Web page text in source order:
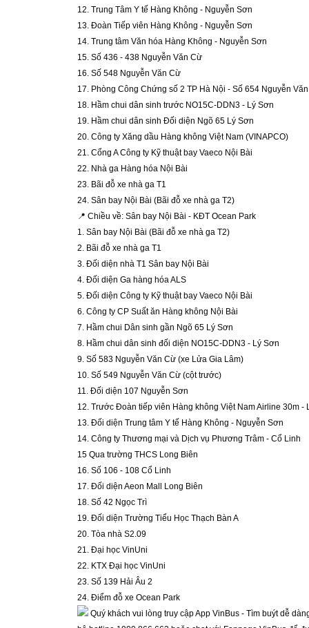
12. Trung Tâm Y tế Hàng Không - Nguyễn Sơn
13. Đoàn Tiếp viên Hàng Không - Nguyễn Sơn
14. Trung tâm Văn hóa Hàng Không - Nguyễn Sơn
15. Số 436 - 438 Nguyễn Văn Cừ
16. Số 548 Nguyễn Văn Cừ
17. Phòng Công Chứng số 2 TP Hà Nội - Số 654 Nguyễn
18. Hầm chui dân sinh trước NO15C-DDN3 - Lý Sơn
19. Hầm chui dân sinh Đối diện Ngõ 65 Lý Sơn
20. Công ty Xăng dầu Hàng không Việt Nam (VINAPCO)
21. Cổng A Công ty Kỹ thuật bay Vaeco Nội Bài
22. Nhà ga Hàng hóa Nội Bài
23. Bãi đỗ xe nhà ga T1
24. Sân bay Nội Bài (Bãi đỗ xe nhà ga T2)
📍 Chiều về: Sân bay Nội Bài - KĐT Ocean Park
1. Sân bay Nội Bài (Bãi đỗ xe nhà ga T2)
2. Bãi đỗ xe nhà ga T1
3. Đối diện nhà T1 Sân bay Nội Bài
4. Đối diện Ga hàng hóa ALS
5. Đối diện Công ty Kỹ thuật bay Vaeco Nội Bài
6. Công ty CP Suất ăn Hàng không Nội Bài
7. Hầm chui Dân sinh gần Ngõ 65 Lý Sơn
8. Hầm chui dân sinh đối diện NO15C-DDN3 - Lý Sơn
9. Số 583 Nguyễn Văn Cừ (xe Lửa Gia Lâm)
10. Số 549 Nguyễn Văn Cừ (cột trước)
11. Đối diện 107 Nguyễn Sơn
12. Trước Đoàn tiếp viên Hàng không Việt Nam Airline 30m -
13. Đối diện Trung tâm Y tế Hàng Không - Nguyễn Sơn
14. Công ty Thương mại và Dịch vụ Phương Trâm - Cổ Linh
15 Qua trường THCS Long Biên
16. Số 106 - 108 Cổ Linh
17. Đối diện Aeon Mall Long Biên
18. Số 42 Ngọc Trì
19. Đối diện Trường Tiểu Học Thạch Bàn A
20. Tòa nhà S2.09
21. Đại học VinUni
22. KTX Đại học VinUni
23. Số 139 Hải Âu 2
24. Điểm đỗ xe Ocean Park
Quý khách vui lòng truy cập App VinBus - Tìm buýt dễ